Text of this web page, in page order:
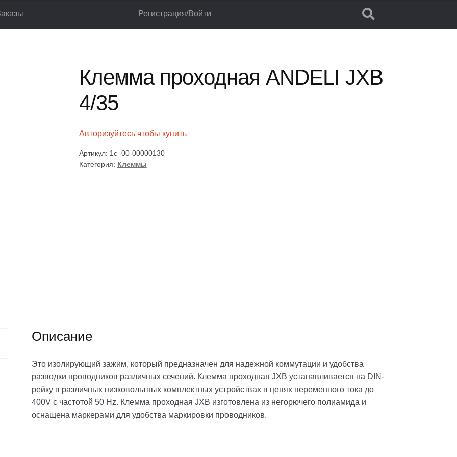
Регистрация/Войти
ANDELI JXB 4/35
Клемма проходная ANDELI JXB
4/35
Авторизуйтесь чтобы купить
Артикул: 1c_00-00000130
Категория: Клеммы
Описание
Это изолирующий зажим, который предназначен для надежной коммутации и удобства
разводки проводников различных сечений. Клемма проходная JXB устанавливается на DIN-
рейку в различных низковольтных комплектных устройствах в цепях переменного тока до
400V с частотой 50 Hz. Клемма проходная JXB изготовлена из негорючего полиамида и
оснащена маркерами для удобства маркировки проводников.